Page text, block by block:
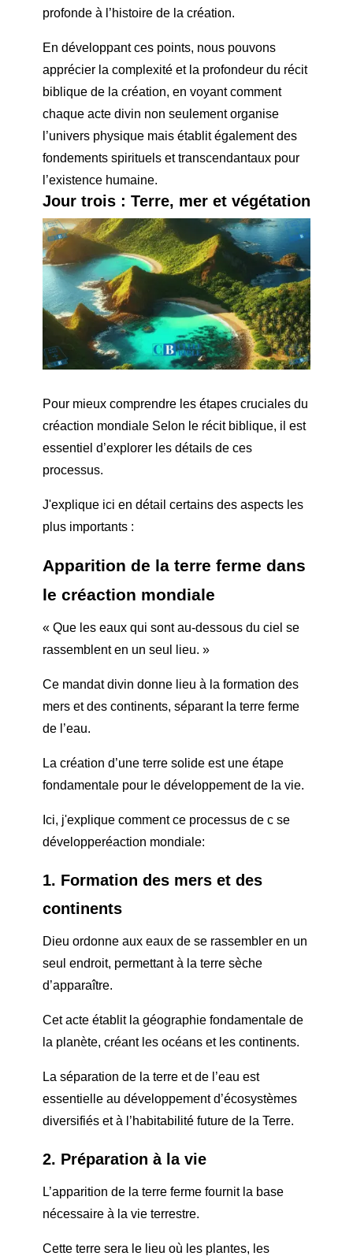
profonde à l’histoire de la création.
En développant ces points, nous pouvons
apprécier la complexité et la profondeur du récit
biblique de la création, en voyant comment
chaque acte divin non seulement organise
l’univers physique mais établit également des
fondements spirituels et transcendantaux pour
l’existence humaine.
Jour trois : Terre, mer et végétation
Pour mieux comprendre les étapes cruciales du
créaction mondiale Selon le récit biblique, il est
essentiel d’explorer les détails de ces
processus.
J'explique ici en détail certains des aspects les
plus importants :
Apparition de la terre ferme dans
le créaction mondiale
« Que les eaux qui sont au-dessous du ciel se
rassemblent en un seul lieu. »
Ce mandat divin donne lieu à la formation des
mers et des continents, séparant la terre ferme
de l’eau.
La création d’une terre solide est une étape
fondamentale pour le développement de la vie.
Ici, j'explique comment ce processus de c se
développeréaction mondiale:
1. Formation des mers et des
continents
Dieu ordonne aux eaux de se rassembler en un
seul endroit, permettant à la terre sèche
d’apparaître.
Cet acte établit la géographie fondamentale de
la planète, créant les océans et les continents.
La séparation de la terre et de l’eau est
essentielle au développement d’écosystèmes
diversifiés et à l’habitabilité future de la Terre.
2. Préparation à la vie
L’apparition de la terre ferme fournit la base
nécessaire à la vie terrestre.
Cette terre sera le lieu où les plantes, les